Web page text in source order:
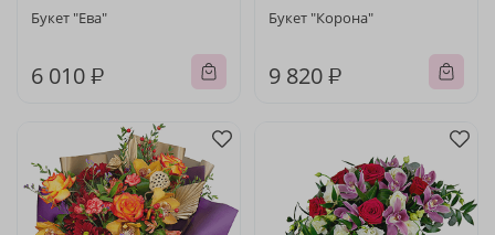
Букет "Ева"
6 010 ₽
Букет "Корона"
9 820 ₽